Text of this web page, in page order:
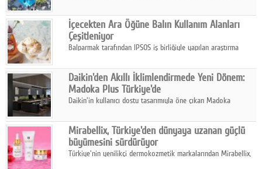
ettiriyor.
İçecekten Ara Öğüne Balın Kullanım Alanları
Çeşitleniyor
Balparmak tarafından IPSOS iş birliğiyle yapılan araştırma
ıhlamur gibi içeceklerde tercih ettiğini ortaya koyuyor.
Daikin'den Akıllı İklimlendirmede Yeni Dönem:
Madoka Plus Türkiye'de
Daikin'in kullanıcı dostu tasarımıyla öne çıkan Madoka
kontrol ünitesi Madoka Plus Türkiye'de satışa sunuldu.
Mirabellix, Türkiye'den dünyaya uzanan güçlü
büyümesini sürdürüyor
Türkiye'nin yenilikçi dermokozmetik markalarından Mirabellix,